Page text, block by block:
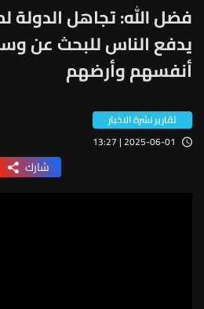
فضل الله: تجاهل الدولة
يدفع الناس للبحث عن
أنفسهم وأرضهم
تقارير نشرة الاخبار
2025-06-01 | 13:27
شارك